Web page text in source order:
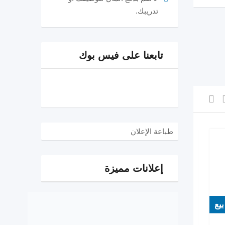
بيع
تدريبك.
تابعنا على فيس بوك
طباعة الإعلان
إعلانات مميزة